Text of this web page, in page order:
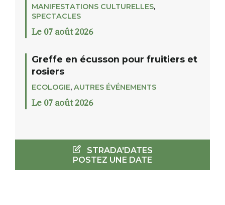
MANIFESTATIONS CULTURELLES,
SPECTACLES
Le 07 août 2026
Greffe en écusson pour fruitiers et
rosiers
ECOLOGIE, AUTRES ÉVÉNEMENTS
Le 07 août 2026
STRADA'DATES
POSTEZ UNE DATE